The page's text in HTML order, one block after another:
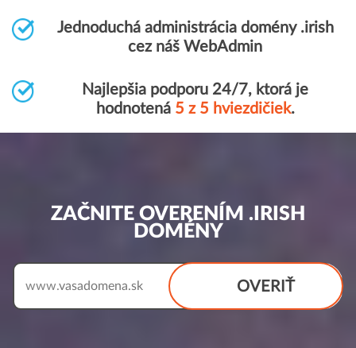
Jednoduchá administrácia domény .irish
cez náš WebAdmin
Najlepšia podporu 24/7, ktorá je
hodnotená 5 z 5 hviezdičiek.
ZAČNITE OVERENÍM .IRISH
DOMÉNY
OVERIŤ
www.